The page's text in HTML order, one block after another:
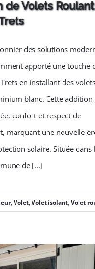
de
Solaires à
de Volets
des solutions
apporté une touche
en installant des
blanc. Cette
confort et respect de
marquant une nouvelle
solaire. Située dans
de [...]
, Volet, Volet isolant, Volet